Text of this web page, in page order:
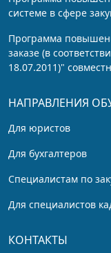
системе в сфере
Программа
заказе (в
18.07.2011)"
НАПРАВЛЕНИЯ
Для юристов
Для бухгалтеров
Специалистам по
Для специалистов
КОНТАКТЫ